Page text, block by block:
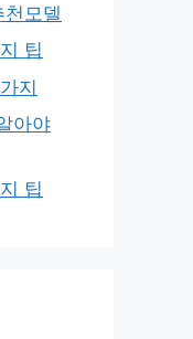
모델
팁
지
아야
팁